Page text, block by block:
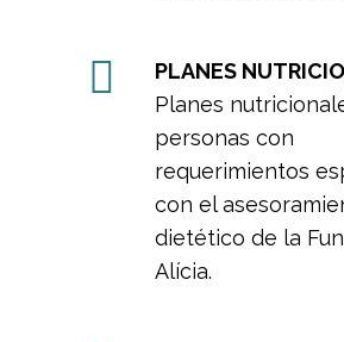
PLANES
Planes
personas con
requerimientos
con el
dietético de la
Alícia.